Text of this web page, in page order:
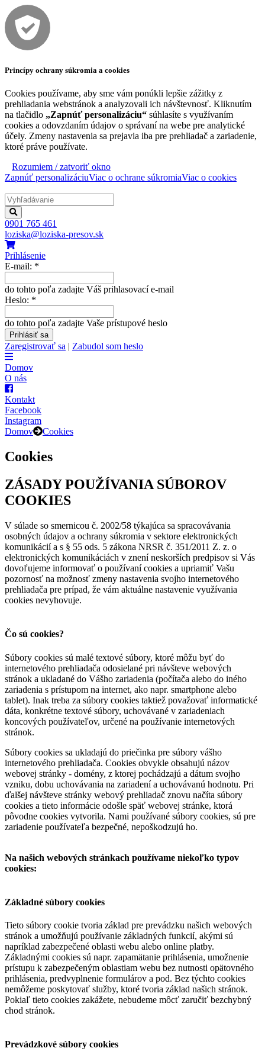
Princípy ochrany súkromia a cookies
Cookies používame, aby sme vám ponúkli lepšie zážitky z
prehliadania webstránok a analyzovali ich návštevnosť. Kliknutím
na tlačidlo „Zapnúť personalizáciu“ súhlasíte s využívaním
cookies a odovzdaním údajov o správaní na webe pre analytické
účely. Zmeny nastavenia sa prejavia iba pre prehliadač a zariadenie,
ktoré práve používate.
Rozumiem / zatvoriť okno
Zapnúť personalizáciuViac o ochrane súkromiaViac o cookies
0901 765 461
loziska@loziska-presov.sk
Prihlásenie
E-mail: *
do tohto poľa zadajte Váš prihlasovací e-mail
Heslo: *
do tohto poľa zadajte Vaše prístupové heslo
Zaregistrovať sa | Zabudol som heslo
Domov
O nás
Kontakt
Facebook
Instagram
Domov
Cookies
Cookies
ZÁSADY POUŽÍVANIA SÚBOROV
COOKIES
V súlade so smernicou č. 2002/58 týkajúca sa spracovávania
osobných údajov a ochrany súkromia v sektore elektronických
komunikácií a s § 55 ods. 5 zákona NRSR č. 351/2011 Z. z. o
elektronických komunikáciách v znení neskorších predpisov si Vás
dovoľujeme informovať o používaní cookies a upriamiť Vašu
pozornosť na možnosť zmeny nastavenia svojho internetového
prehliadača pre prípad, že vám aktuálne nastavenie využívania
cookies nevyhovuje.
Čo sú cookies?
Súbory cookies sú malé textové súbory, ktoré môžu byť do
internetového prehliadača odosielané pri návšteve webových
stránok a ukladané do Vášho zariadenia (počítača alebo do iného
zariadenia s prístupom na internet, ako napr. smartphone alebo
tablet). Inak treba za súbory cookies taktiež považovať informatické
dáta, konkrétne textové súbory, uchovávané v zariadeniach
koncových používateľov, určené na používanie internetových
stránok.
Súbory cookies sa ukladajú do priečinka pre súbory vášho
internetového prehliadača. Cookies obvykle obsahujú názov
webovej stránky - domény, z ktorej pochádzajú a dátum svojho
vzniku, dobu uchovávania na zariadení a uchovávanú hodnotu. Pri
ďalšej návšteve stránky webový prehliadač znovu načíta súbory
cookies a tieto informácie odošle späť webovej stránke, ktorá
pôvodne cookies vytvorila. Nami používané súbory cookies, sú pre
zariadenie používateľa bezpečné, nepoškodzujú ho.
Na našich webových stránkach používame niekoľko typov
cookies:
Základné súbory cookies
Tieto súbory cookie tvoria základ pre prevádzku našich webových
stránok a umožňujú používanie základných funkcií, akými sú
napríklad zabezpečené oblasti webu alebo online platby.
Základnými cookies sú napr. zapamätanie prihlásenia, umožnenie
prístupu k zabezpečeným oblastiam webu bez nutnosti opätovného
prihlásenia, predvyplnenie formulárov a pod. Bez týchto cookies
nemôžeme poskytovať služby, ktoré tvoria základ našich stránok.
Pokiaľ tieto cookies zakážete, nebudeme môcť zaručiť bezchybný
chod stránok.
Prevádzkové súbory cookies